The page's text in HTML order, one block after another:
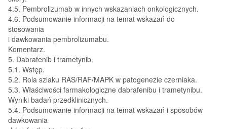
4.5. Pembrolizumab w innych wskazaniach onkologicznych.
4.6. Podsumowanie informacji na temat wskazań do
stosowania
i dawkowania pembrolizumabu.
Komentarz.
5. Dabrafenib i trametynib.
5.1. Wstęp.
5.2. Rola szlaku RAS/RAF/MAPK w patogenezie czerniaka.
5.3. Właściwości farmakologiczne dabrafenibu i trametynibu.
Wyniki badań przedklinicznych.
5.4. Podsumowanie informacji na temat wskazań i sposobów
dawkowania